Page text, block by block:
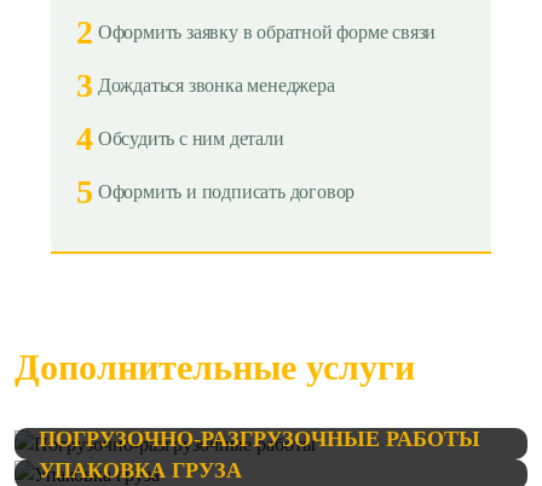
2 Оформить заявку в обратной форме связи
3 Дождаться звонка менеджера
4 Обсудить с ним детали
5 Оформить и подписать договор
Дополнительные услуги
ПОГРУЗОЧНО-РАЗГРУЗОЧНЫЕ РАБОТЫ
УПАКОВКА ГРУЗА